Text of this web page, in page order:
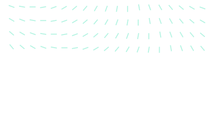
wieder in ihren ursprünglichen Zustand gebracht
wird.